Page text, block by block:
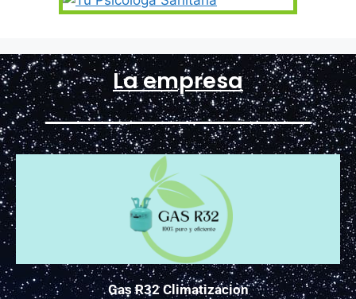
La empresa
Gas R32 Climatizacion